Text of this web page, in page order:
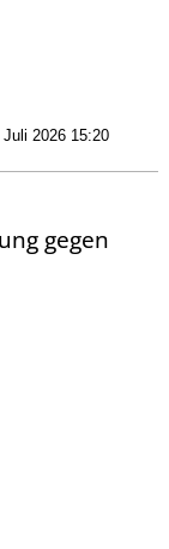
2026 15:20
gegen